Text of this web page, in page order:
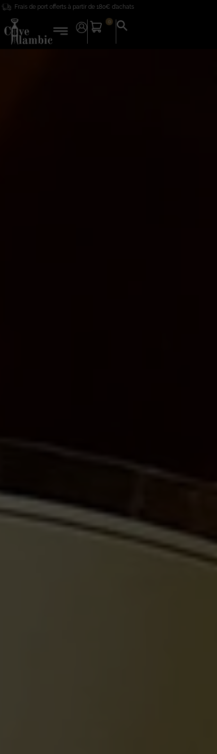
Frais de port offerts à partir de 180€ d’achats
0
Search
for: